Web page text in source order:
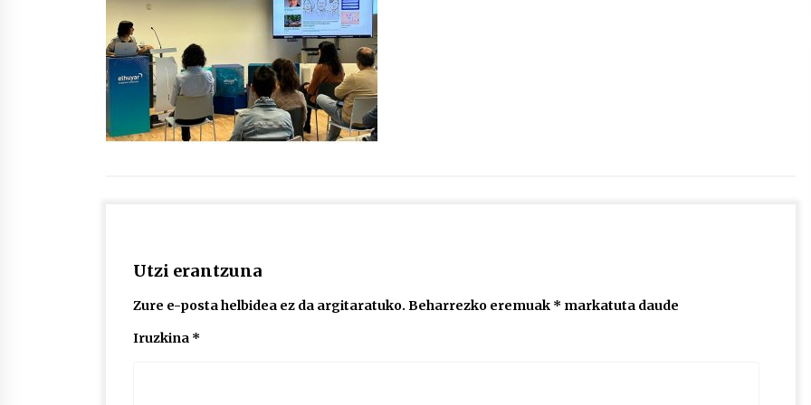
protagonista
2026/07/16
POTTO: San Pedro jaietako bertso-
saioa
2026/07/09
Utzi erantzuna
Zure e-posta helbidea ez da argitaratuko. Beharrezko eremuak * markatuta daude
Iruzkina *